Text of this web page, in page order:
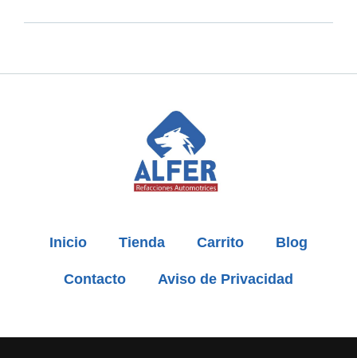
Inicio Tienda Carrito Blog
Contacto Aviso de Privacidad